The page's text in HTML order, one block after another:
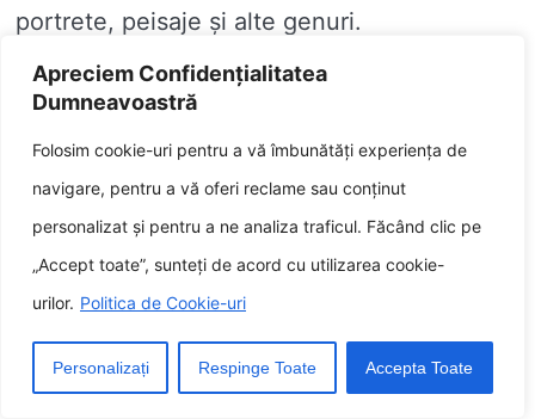
Apreciem Confidențialitatea
Dumneavoastră
Folosim cookie-uri pentru a vă îmbunătăți experiența de
navigare, pentru a vă oferi reclame sau conținut
personalizat și pentru a ne analiza traficul. Făcând clic pe
„Accept toate”, sunteți de acord cu utilizarea cookie-
urilor. Politica de Cookie-uri
Personalizați Respinge Toate Accepta Toate
portrete, peisaje și alte genuri.
Î: Cine sunt beneficiile fotografiei discrete?
R: Există o in-sirare de avantaje ale
fotografierii cu acordor redusă, inclusiv:
Cumva fi uzitat impotriva a evidenția anumite relatie
Cumva adăuga tensiune și ciocnire imaginilor tale.